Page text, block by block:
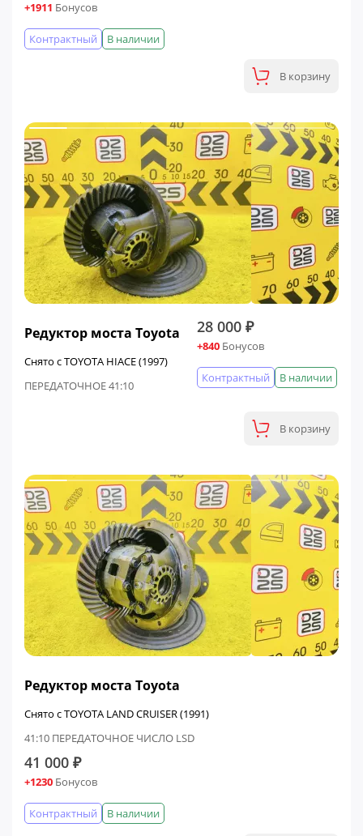
+1911 Бонусов
В наличии
Контрактный
В корзину
Редуктор моста Toyota
Снято с TOYOTA HIACE (1997)
ПЕРЕДАТОЧНОЕ 41:10
28 000 ₽
+840 Бонусов
В наличии
Контрактный
В корзину
Редуктор моста Toyota
Снято с TOYOTA LAND CRUISER (1991)
41:10 ПЕРЕДАТОЧНОЕ ЧИСЛО LSD
41 000 ₽
+1230 Бонусов
В наличии
Контрактный